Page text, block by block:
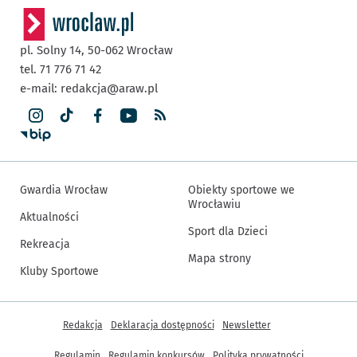
pl. Solny 14, 50-062 Wrocław
tel. 71 776 71 42
e-mail: redakcja@araw.pl
Gwardia Wrocław
Aktualności
Rekreacja
Kluby Sportowe
Obiekty sportowe we
Wrocławiu
Sport dla Dzieci
Mapa strony
Inne informacje
Redakcja Deklaracja dostępności Newsletter